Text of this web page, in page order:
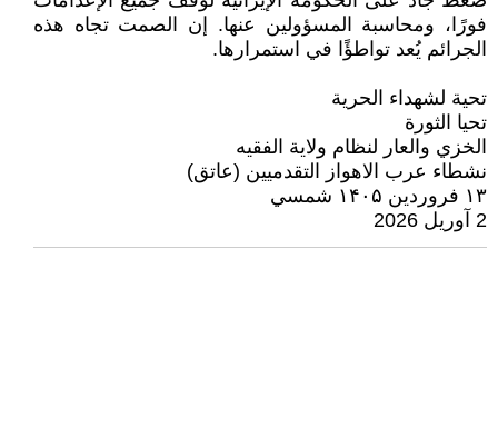
فورًا، ومحاسبة المسؤولين عنها. إن الصمت تجاه هذه
الجرائم يُعد تواطؤًا في استمرارها.
تحية لشهداء الحرية
تحيا الثورة
الخزي والعار لنظام ولاية الفقيه
نشطاء عرب الاهواز التقدميين (عاتق)
۱۳ فروردین ۱۴۰۵ شمسي
2 آوریل 2026